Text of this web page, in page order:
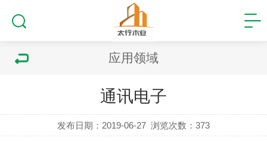
应用领域
通讯电子
发布日期：2019-06-27 浏览次数：373